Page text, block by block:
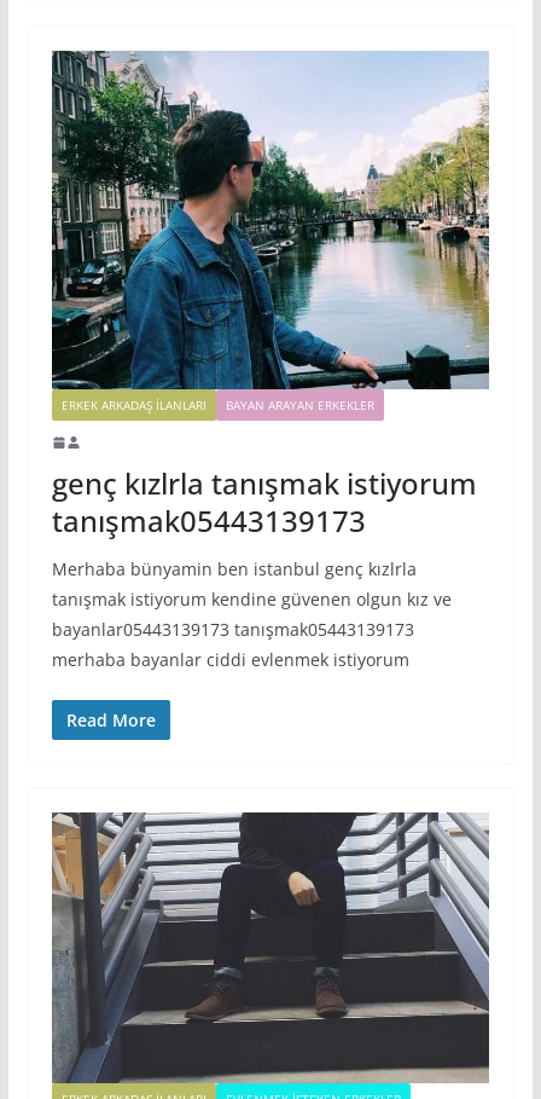
ERKEK ARKADAŞ ILANLARI BAYAN ARAYAN ERKEKLER
genç kızlrla tanışmak istiyorum
tanışmak05443139173
Merhaba bünyamin ben istanbul genç kızlrla
tanışmak istiyorum kendine güvenen olgun kız ve
bayanlar05443139173 tanışmak05443139173
merhaba bayanlar ciddi evlenmek istiyorum
Read More